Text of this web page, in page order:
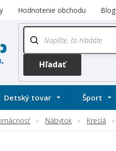
Hodnotenie obchodu Blog
Detský tovar Šport
Nábytok Kreslá